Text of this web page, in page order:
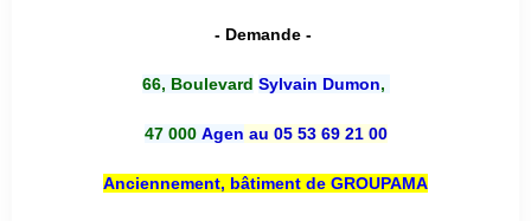
- Demande -
66, Boulevard Sylvain Dumon,
47 000 Agen au 05 53 69 21 00
Anciennement, bâtiment de GROUPAMA